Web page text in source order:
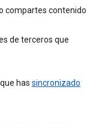
compartes contenido
de terceros que
has sincronizado